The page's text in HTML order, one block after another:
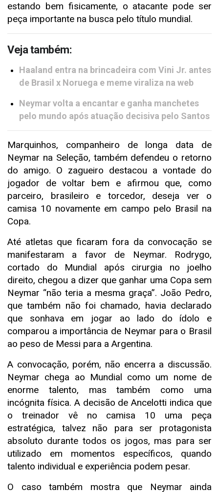
estando bem fisicamente, o atacante pode ser
peça importante na busca pelo título mundial.
Veja também:
Haaland entra na brincadeira com Vini Jr. antes
de Brasil x Noruega e meme viraliza na web
Neymar volta a encantar e ganha manchetes
pelo mundo após atuação decisiva pelo Santos
Marquinhos, companheiro de longa data de
Neymar na Seleção, também defendeu o retorno
do amigo. O zagueiro destacou a vontade do
jogador de voltar bem e afirmou que, como
parceiro, brasileiro e torcedor, deseja ver o
camisa 10 novamente em campo pelo Brasil na
Copa.
Até atletas que ficaram fora da convocação se
manifestaram a favor de Neymar. Rodrygo,
cortado do Mundial após cirurgia no joelho
direito, chegou a dizer que ganhar uma Copa sem
Neymar “não teria a mesma graça”. João Pedro,
que também não foi chamado, havia declarado
que sonhava em jogar ao lado do ídolo e
comparou a importância de Neymar para o Brasil
ao peso de Messi para a Argentina.
A convocação, porém, não encerra a discussão.
Neymar chega ao Mundial como um nome de
enorme talento, mas também como uma
incógnita física. A decisão de Ancelotti indica que
o treinador vê no camisa 10 uma peça
estratégica, talvez não para ser protagonista
absoluto durante todos os jogos, mas para ser
utilizado em momentos específicos, quando
talento individual e experiência podem pesar.
O caso também mostra que Neymar ainda